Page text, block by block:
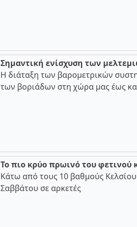
Σημαντική ενίσχυση των
Η διάταξη των βαρομετρικών
των βοριάδων στη χώρα μας έως
Το πιο κρύο πρωινό του φετινού
Κάτω από τους 10 βαθμούς
Σαββάτου σε αρκετές